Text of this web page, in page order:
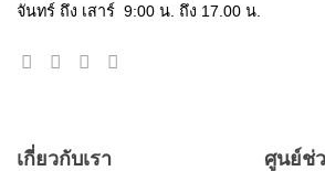
จันทร์ ถึง เสาร์ 9:00 น. ถึง 17.00 น.
เกี่ยวกับเรา ศูนย์ช่